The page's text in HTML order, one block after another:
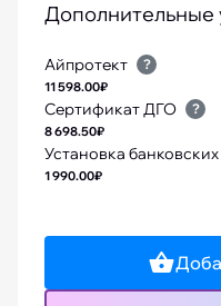
Дополнительные
Айпротект ?
11 598.00₽
Сертификат ДГО ?
8 698.50₽
Установка
1 990.00₽